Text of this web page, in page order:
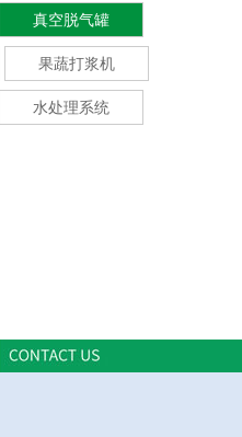
真空脱气罐
果蔬打浆机
水处理系统